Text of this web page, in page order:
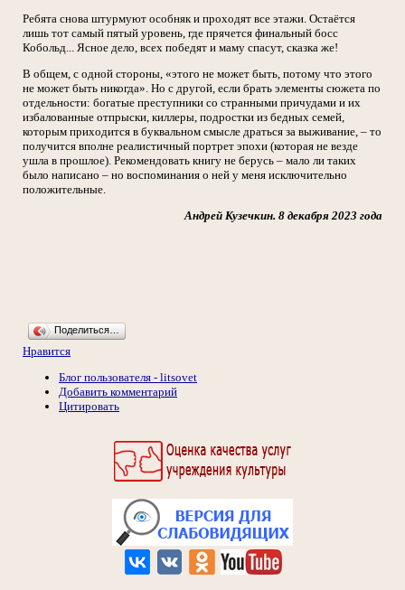
Ребята снова штурмуют особняк и проходят все этажи. Остаётся
лишь тот самый пятый уровень, где прячется финальный босс
Кобольд... Ясное дело, всех победят и маму спасут, сказка же!
В общем, с одной стороны, «этого не может быть, потому что этого
не может быть никогда». Но с другой, если брать элементы сюжета по
отдельности: богатые преступники со странными причудами и их
избалованные отпрыски, киллеры, подростки из бедных семей,
которым приходится в буквальном смысле драться за выживание, – то
получится вполне реалистичный портрет эпохи (которая не везде
ушла в прошлое). Рекомендовать книгу не берусь – мало ли таких
было написано – но воспоминания о ней у меня исключительно
положительные.
Андрей Кузечкин. 8 декабря 2023 года
Поделиться…
Нравится
Блог пользователя - litsovet
Добавить комментарий
Цитировать